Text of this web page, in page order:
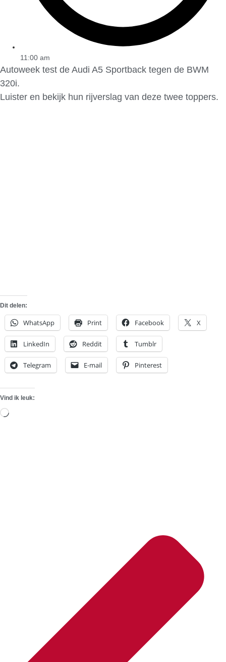
11:00 am
Autoweek test de Audi A5 Sportback tegen de BWM
320i.
Luister en bekijk hun rijverslag van deze twee toppers.
Dit delen:
WhatsApp Print Facebook X
LinkedIn Reddit Tumblr
Telegram E-mail Pinterest
Vind ik leuk:
Aan